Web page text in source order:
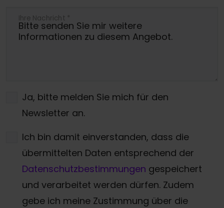
Ihre Nachricht *
Ja, bitte melden Sie mich für den
Newsletter an.
Ich bin damit einverstanden, dass die
übermittelten Daten entsprechend der
Datenschutzbestimmungen gespeichert
und verarbeitet werden dürfen. Zudem
gebe ich meine Zustimmung über die